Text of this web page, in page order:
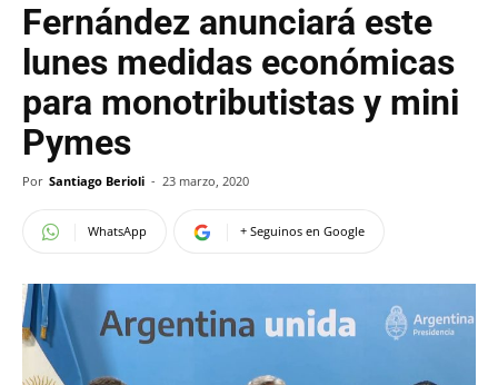
Fernández anunciará este
lunes medidas económicas
para monotributistas y mini
Pymes
Por Santiago Berioli - 23 marzo, 2020
WhatsApp + Seguinos en Google